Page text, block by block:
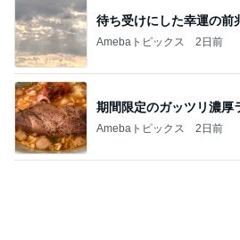
待ち受けにした幸運の前
Amebaトピックス 2日前
期間限定のガッツリ濃厚
Amebaトピックス 2日前